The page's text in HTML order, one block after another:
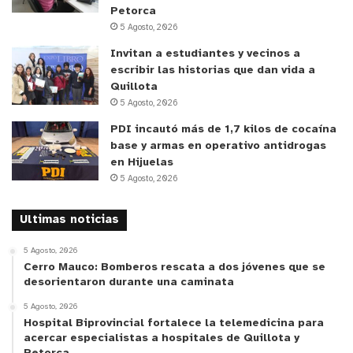
barrios no están bien, y la escuela Montedónico con
toda su historia, y con generación tras generación,
hoy tiene un respaldo por parte del Estado y el
compromiso es poder fortaleciendo y brindarle
nuevas oportunidades a los niños, niñas y jóvenes
A su vez,el director ejecutivo (s) del SLEP de
Valparaíso,Daslav Mihovilovic comentó que “
inversión superior a los $830 millones, plasmó como
a entregar una infraestructura renovada a nuestras y
nuestros estudiantes y trabajadores que tanto la
necesitaban. Además, en un poquito más de tres
años de instalación, hemos invertido
aproximadamente $ 6 mil millones en
infraestructura; hace unos días atrás inauguramos un
Petorca
5 Agosto, 2026
Invitan a estudiantes y vecinos a
escribir las historias que dan vida a
Quillota
5 Agosto, 2026
PDI incautó más de 1,7 kilos de cocaína
base y armas en operativo antidrogas
en Hijuelas
5 Agosto, 2026
Ultimas noticias
5 Agosto, 2026
Cerro Mauco: Bomberos rescata a dos jóvenes que se
desorientaron durante una caminata
5 Agosto, 2026
Hospital Biprovincial fortalece la telemedicina para
acercar especialistas a hospitales de Quillota y